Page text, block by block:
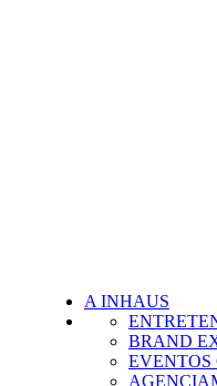
A INHAUS
BRAND
EVENTOS